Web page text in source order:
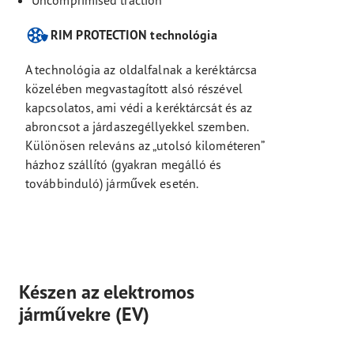
RIM PROTECTION technológia
A technológia az oldalfalnak a keréktárcsa
közelében megvastagított alsó részével
kapcsolatos, ami védi a keréktárcsát és az
abroncsot a járdaszegéllyekkel szemben.
Különösen releváns az „utolsó kilométeren”
házhoz szállító (gyakran megálló és
továbbinduló) járművek esetén.
Készen az elektromos
járművekre (EV)